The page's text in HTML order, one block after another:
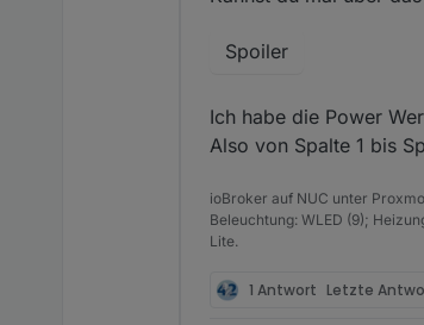
Spoiler
Ich habe die Power
Also von Spalte 1 bis
ioBroker auf NUC unter
Beleuchtung: WLED (9);
Lite.
1 Antwort Letzte